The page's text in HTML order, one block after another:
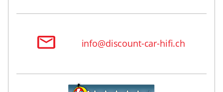
info@discount-car-hifi.ch